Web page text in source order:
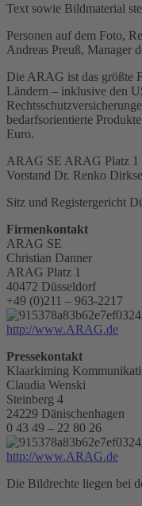
Text sowie Bildmaterial
Personen auf dem Foto,
Andreas Preuß, Manager
Die ARAG ist das größte
Ländern – inklusive den
bedarfsorientierte
Euro.
ARAG SE ARAG Platz 1
Vorstand Dr. Renko
Sitz und Registergericht
Firmenkontakt
ARAG SE
Christian Danner
ARAG Platz 1
40472 Düsseldorf
+49 (0)211 – 963-2217
http://www.ARAG.de
Pressekontakt
Klaarkiming
Claudia Wenski
Steinberg 4
24229 Dänischenhagen
0 43 49 – 22 80 26
http://www.ARAG.de
Die Bildrechte liegen bei